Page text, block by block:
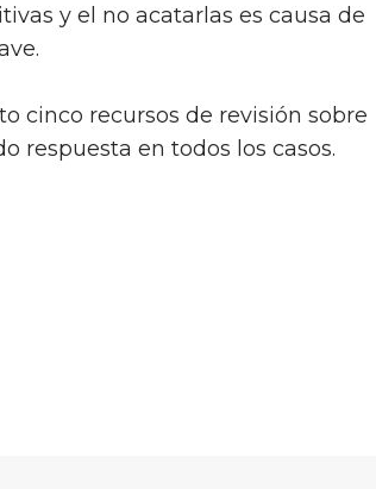
y el no acatarlas es causa de
cinco recursos de revisión sobre
respuesta en todos los casos.